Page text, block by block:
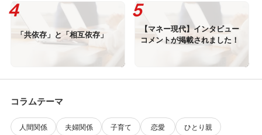
「共依存」と「相互依存」
【マネー現代】インタビュー
コメントが掲載されました！
コラムテーマ
人間関係 夫婦関係 子育て 恋愛
ひとり親